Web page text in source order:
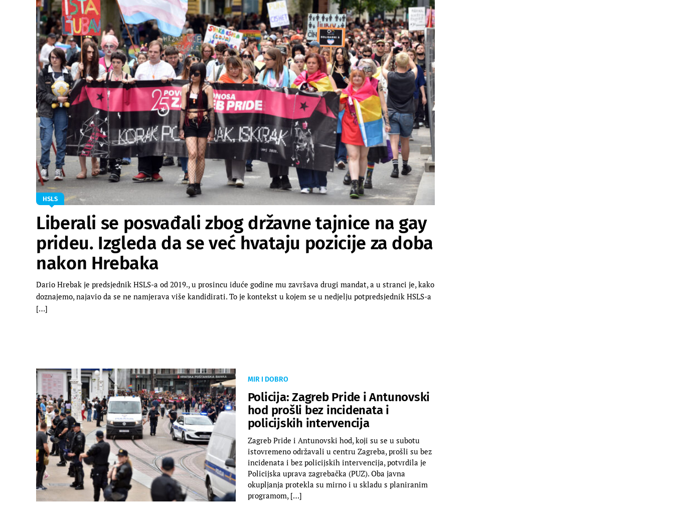
HSLS
Liberali se posvađali zbog državne tajnice na gay
prideu. Izgleda da se već hvataju pozicije za doba
nakon Hrebaka
Dario Hrebak je predsjednik HSLS-a od 2019., u prosincu iduće godine mu završava drugi mandat, a u stranci je, kako
doznajemo, najavio da se ne namjerava više kandidirati. To je kontekst u kojem se u nedjelju potpredsjednik HSLS-a
[…]
MIR I DOBRO
Policija: Zagreb Pride i Antunovski
hod prošli bez incidenata i
policijskih intervencija
Zagreb Pride i Antunovski hod, koji su se u subotu
istovremeno održavali u centru Zagreba, prošli su bez
incidenata i bez policijskih intervencija, potvrdila je
Policijska uprava zagrebačka (PUZ). Oba javna
okupljanja protekla su mirno i u skladu s planiranim
programom, […]